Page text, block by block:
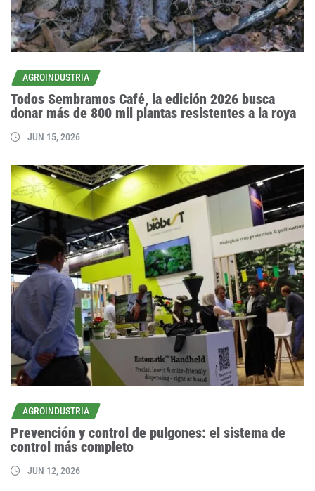
AGROINDUSTRIA
Todos Sembramos Café, la edición 2026 busca
donar más de 800 mil plantas resistentes a la roya
JUN 15, 2026
AGROINDUSTRIA
Prevención y control de pulgones: el sistema de
control más completo
JUN 12, 2026